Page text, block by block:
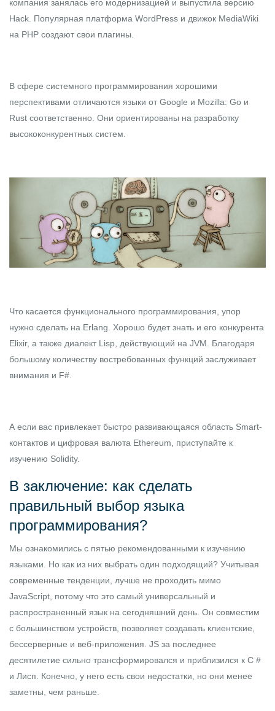
компания занялась его модернизацией и выпустила версию
Hack. Популярная платформа WordPress и движок MediaWiki
на PHP создают свои плагины.
В сфере системного программирования хорошими
перспективами отличаются языки от Google и Mozilla: Go и
Rust соответственно. Они ориентированы на разработку
высококонкурентных систем.
Что касается функционального программирования, упор
нужно сделать на Erlang. Хорошо будет знать и его конкурента
Elixir, а также диалект Lisp, действующий на JVM. Благодаря
большому количеству востребованных функций заслуживает
внимания и F#.
А если вас привлекает быстро развивающаяся область Smart-
контактов и цифровая валюта Ethereum, приступайте к
изучению Solidity.
В заключение: как сделать
правильный выбор языка
программирования?
Мы ознакомились с пятью рекомендованными к изучению
языками. Но как из них выбрать один подходящий? Учитывая
современные тенденции, лучше не проходить мимо
JavaScript, потому что это самый универсальный и
распространенный язык на сегодняшний день. Он совместим
с большинством устройств, позволяет создавать клиентские,
бессерверные и веб-приложения. JS за последнее
десятилетие сильно трансформировался и приблизился к С #
и Лисп. Конечно, у него есть свои недостатки, но они менее
заметны, чем раньше.